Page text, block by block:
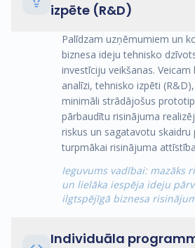
izpēte (R&D)
Palīdzam uzņēmumiem un
biznesa ideju tehnisko
investīciju veikšanas. Veicam
analīzi, tehnisko izpēti
minimāli strādājošus
pārbaudītu risinājuma
riskus un sagatavotu skaidru
turpmākai risinājuma
Ieguvums vadībai: mazāks
un lielāka iespēja ideju
ilgtspējīgā biznesa
Individuāla